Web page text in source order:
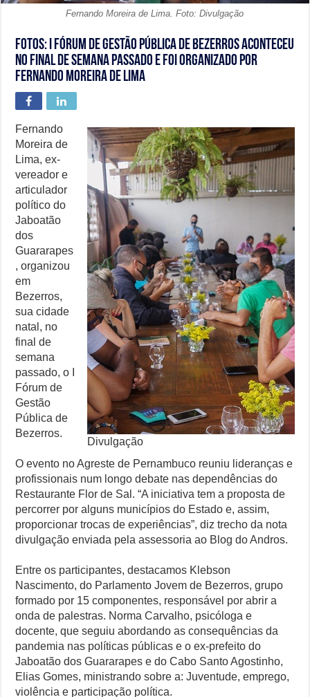
Fernando Moreira de Lima. Foto: Divulgação
Fotos: I Fórum de Gestão Pública de Bezerros aconteceu
no final de semana passado e foi organizado por
Fernando Moreira de Lima
Divulgação
Fernando
Moreira de
Lima, ex-
vereador e
articulador
político do
Jaboatão
dos
Guararapes
, organizou
em
Bezerros,
sua cidade
natal, no
final de
semana
passado, o I
Fórum de
Gestão
Pública de
Bezerros.
O evento no Agreste de Pernambuco reuniu lideranças e
profissionais num longo debate nas dependências do
Restaurante Flor de Sal. “A iniciativa tem a proposta de
percorrer por alguns municípios do Estado e, assim,
proporcionar trocas de experiências”, diz trecho da nota
divulgação enviada pela assessoria ao Blog do Andros.
Entre os participantes, destacamos Klebson
Nascimento, do Parlamento Jovem de Bezerros, grupo
formado por 15 componentes, responsável por abrir a
onda de palestras. Norma Carvalho, psicóloga e
docente, que seguiu abordando as consequências da
pandemia nas políticas públicas e o ex-prefeito do
Jaboatão dos Guararapes e do Cabo Santo Agostinho,
Elias Gomes, ministrando sobre a: Juventude, emprego,
violência e participação política.